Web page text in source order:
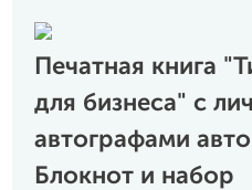
Печатная книга
для бизнеса" с
автографами
Блокнот и набор